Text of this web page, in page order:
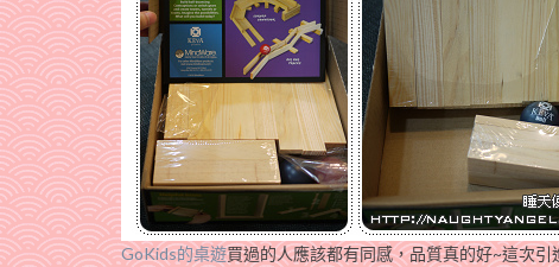
GoKids的桌遊買過的人應該都有同感，品質真的好~這次